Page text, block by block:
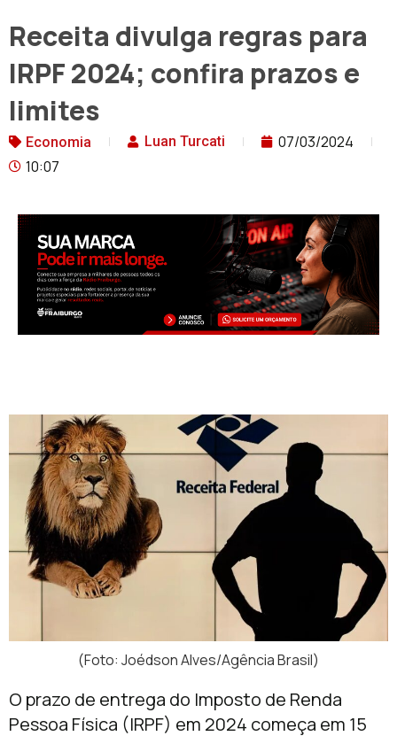
Receita divulga regras para
IRPF 2024; confira prazos e
limites
Economia Luan Turcati
07/03/2024
10:07
(Foto: Joédson Alves/Agência Brasil)
O prazo de entrega do Imposto de Renda
Pessoa Física (IRPF) em 2024 começa em 15